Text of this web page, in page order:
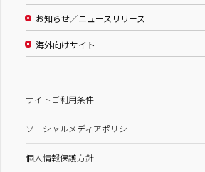
お知らせ／ニュースリリース
海外向けサイト
サイトご利用条件
ソーシャルメディアポリシー
個人情報保護方針